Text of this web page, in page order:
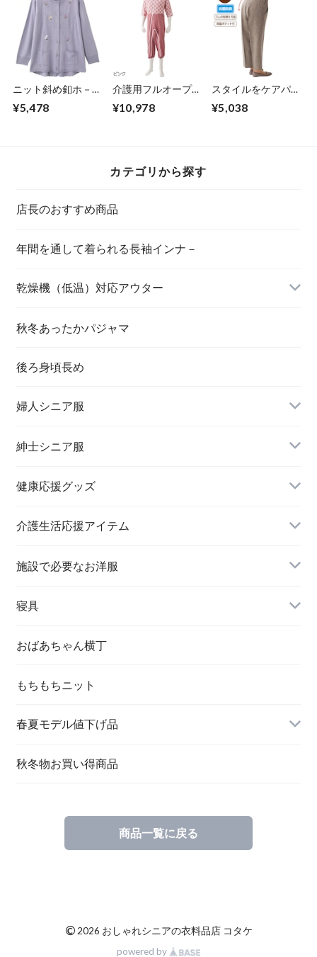
ニット斜め釦ホ－ル
人）
¥5,478
介護用フルオープン
女兼用）
¥10,978
スタイルをケアパン
人）
¥5,038
カテゴリから探す
店長のおすすめ商品
年間を通して着られる長袖インナ－
乾燥機（低温）対応アウター
秋冬あったかパジャマ
後ろ身頃長め
婦人シニア服
トップス
紳士シニア服
スラックス
健康応援グッズ
介護生活応援アイテム
施設で必要なお洋服
婦人 トップス
寝具
おばあちゃん横丁
もちもちニット
春夏モデル値下げ品
秋冬物お買い得商品
商品一覧に戻る
©2026 おしゃれシニアの衣料品店 コタケ
powered by